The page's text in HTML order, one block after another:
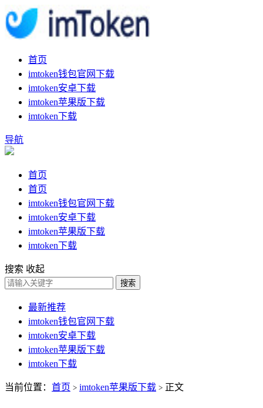
首页
imtoken钱包官网下载
imtoken安卓下载
imtoken苹果版下载
imtoken下载
导航
首页
首页
imtoken钱包官网下载
imtoken安卓下载
imtoken苹果版下载
imtoken下载
搜索 收起
搜索
最新推荐
imtoken钱包官网下载
imtoken安卓下载
imtoken苹果版下载
imtoken下载
当前位置： 首页 > imtoken苹果版下载 > 正文